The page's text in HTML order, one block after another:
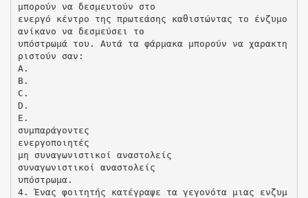
μπορούν να δεσμευτούν στο
ενεργό κέντρο της πρωτεάσης καθιστώντας το ένζυμο
ανίκανο να δεσμεύσει το
υπόστρωμά του. Αυτά τα φάρμακα μπορούν να χαρακτη
ριστούν σαν:
A.
B.
C.
D.
E.
συμπαράγοντες
ενεργοποιητές
μη συναγωνιστικοί αναστολείς
συναγωνιστικοί αναστολείς
υπόστρωμα.
4. Ένας φοιτητής κατέγραψε τα γεγονότα μιας ενζυμ